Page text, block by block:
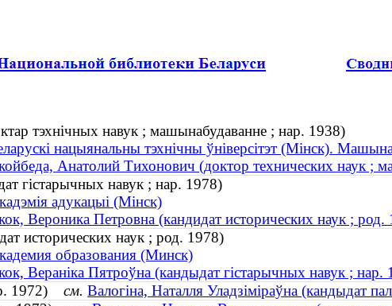
тэхнічных навук ; машынабудаванне ; нар. 1938)
нацыянальны тэхнічны ўніверсітэт (Мінск).
Анатолий Тихонович (доктор технических наук ;
гістарычных навук ; нар. 1978)
адукацыі (Мінск)
Вероника Петровна (кандидат исторических наук ; род.
исторических наук ; род. 1978)
образования (Минск)
Вераніка Пятроўна (кандыдат гістарычных навук ; нар.
1972) см. Валогіна, Наталля Уладзіміраўна (кандыдат